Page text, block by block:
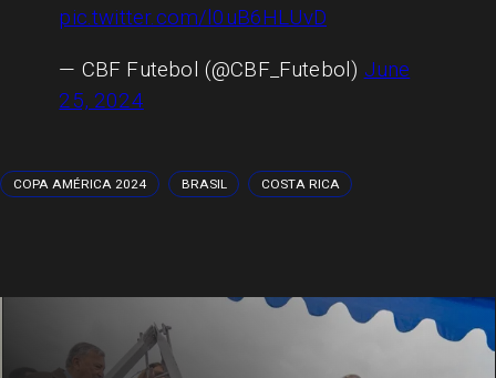
pic.twitter.com/l0uB6HLUvD
— CBF Futebol (@CBF_Futebol) June
25, 2024
COPA AMÉRICA 2024 BRASIL COSTA RICA